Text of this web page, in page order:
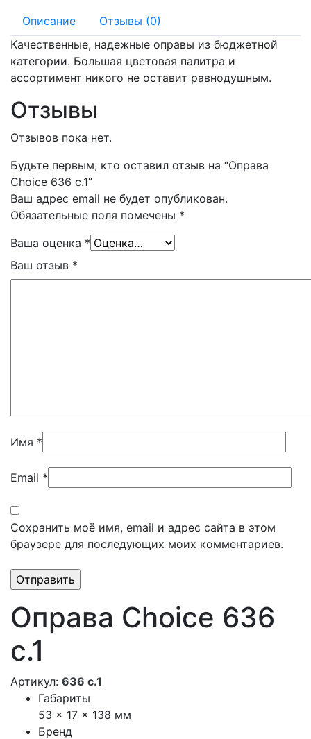
Описание
Отзывы (0)
Качественные, надежные оправы из бюджетной
категории. Большая цветовая палитра и
ассортимент никого не оставит равнодушным.
Отзывы
Отзывов пока нет.
Будьте первым, кто оставил отзыв на “Оправа
Choice 636 с.1”
Ваш адрес email не будет опубликован.
Обязательные поля помечены *
Ваша оценка *
Ваш отзыв *
Имя *
Email *
Сохранить моё имя, email и адрес сайта в этом
браузере для последующих моих комментариев.
Оправа Choice 636
с.1
Артикул: 636 с.1
Габариты
53 × 17 × 138 мм
Бренд